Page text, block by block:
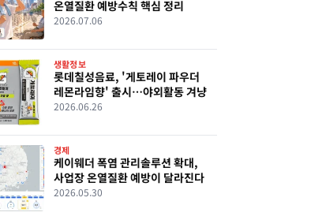
온열질환 예방수칙 핵심 정리
2026.07.06
생활정보
롯데칠성음료, '게토레이 파우더
레몬라임향' 출시…야외활동 겨냥
2026.06.26
경제
케이웨더 폭염 관리솔루션 확대,
사업장 온열질환 예방이 달라진다
2026.05.30